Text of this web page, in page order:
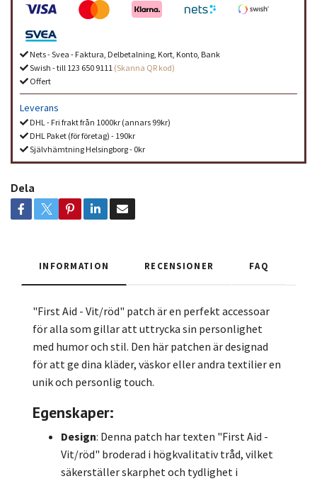
Nets - Svea - Faktura, Delbetalning, Kort, Konto, Bank
Swish - till 123 650 9111 (Skanna QR kod)
Offert
Leverans
DHL - Fri frakt från 1000kr (annars 99kr)
DHL Paket (för företag) - 190kr
Självhämtning Helsingborg - 0kr
Dela
INFORMATION RECENSIONER FAQ
"First Aid - Vit/röd" patch är en perfekt accessoar
för alla som gillar att uttrycka sin personlighet
med humor och stil. Den här patchen är designad
för att ge dina kläder, väskor eller andra textilier en
unik och personlig touch.
Egenskaper:
Design: Denna patch har texten "First Aid -
Vit/röd" broderad i högkvalitativ tråd, vilket
säkerställer skarphet och tydlighet i